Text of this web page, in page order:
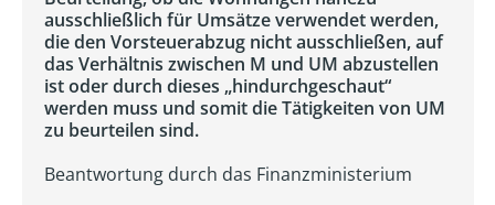
ausschließlich für Umsätze verwendet werden,
die den Vorsteuerabzug nicht ausschließen, auf
das Verhältnis zwischen M und UM abzustellen
ist oder durch dieses „hindurchgeschaut“
werden muss und somit die Tätigkeiten von UM
zu beurteilen sind.
Beantwortung durch das Finanzministerium